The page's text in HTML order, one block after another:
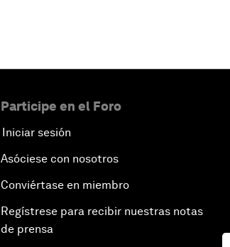
Participe en el Foro
Iniciar sesión
Asóciese con nosotros
Conviértase en miembro
Regístrese para recibir nuestras notas
de prensa